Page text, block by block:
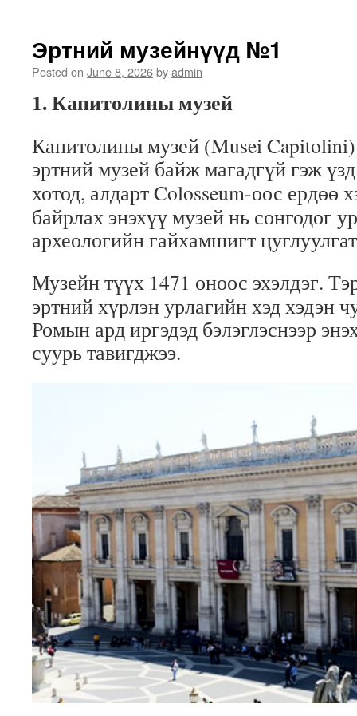
Эртний музейнүүд №1
Posted on June 8, 2026byadmin
1. Капитолины музей
Капитолины музей (Musei
эртний музей байж магадгүй гэж
хотод, алдартColosseum-оос ердөө
байрлах энэхүү музей нь сонгодог
археологийн гайхамшигт
Музейн түүх 1471 оноос эхэлдэг.
эртний хүрлэн урлагийн хэд хэдэн
Ромын ард иргэдэд бэлэглэснээр
суурь тавигджээ.